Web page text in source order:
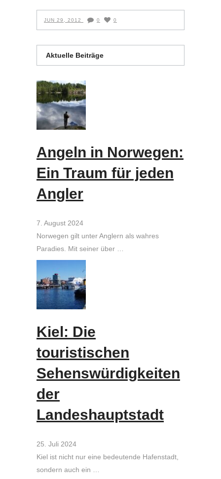
JUN 29, 2012 0 0
Aktuelle Beiträge
Angeln in Norwegen:
Ein Traum für jeden
Angler
7. August 2024
Norwegen gilt unter Anglern als wahres
Paradies. Mit seiner über …
Kiel: Die
touristischen
Sehenswürdigkeiten
der
Landeshauptstadt
25. Juli 2024
Kiel ist nicht nur eine bedeutende Hafenstadt,
sondern auch ein …